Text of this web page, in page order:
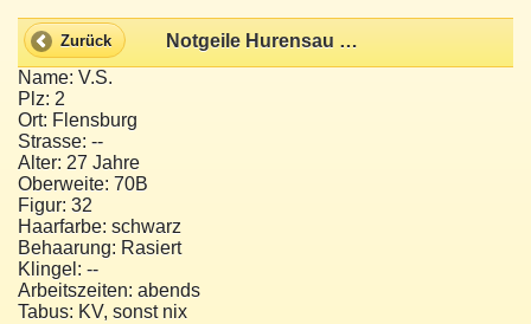
Zurück
Notgeile Hurensau willDich Entsaften :)
Name: V.S.
Plz: 2
Ort: Flensburg
Strasse: --
Alter: 27 Jahre
Oberweite: 70B
Figur: 32
Haarfarbe: schwarz
Behaarung: Rasiert
Klingel: --
Arbeitszeiten: abends
Tabus: KV, sonst nix